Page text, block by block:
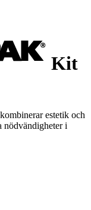
Kit
estetik och
nödvändigheter i